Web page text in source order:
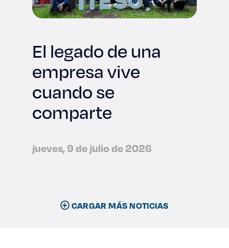
El legado de una
empresa vive
cuando se
comparte
jueves, 9 de julio de 2026
CARGAR MÁS NOTICIAS